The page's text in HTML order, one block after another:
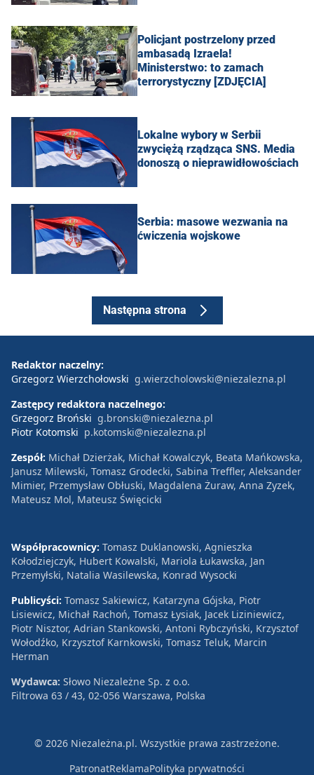
Policjant postrzelony przed
ambasadą Izraela!
Ministerstwo: to zamach
terrorystyczny [ZDJĘCIA]
Lokalne wybory w Serbii
zwyciężą rządząca SNS. Media
donoszą o nieprawidłowościach
Serbia: masowe wezwania na
ćwiczenia wojskowe
Następna strona
Redaktor naczelny:
Grzegorz Wierzchołowski g.wierzcholowski@niezalezna.pl
Zastępcy redaktora naczelnego:
Grzegorz Broński g.bronski@niezalezna.pl
Piotr Kotomski p.kotomski@niezalezna.pl
Zespół: Michał Dzierżak, Michał Kowalczyk, Beata Mańkowska,
Janusz Milewski, Tomasz Grodecki, Sabina Treffler, Aleksander
Mimier, Przemysław Obłuski, Magdalena Żuraw, Anna Zyzek,
Mateusz Mol, Mateusz Święcicki
Współpracownicy: Tomasz Duklanowski, Agnieszka
Kołodziejczyk, Hubert Kowalski, Mariola Łukawska, Jan
Przemyłski, Natalia Wasilewska, Konrad Wysocki
Publicyści: Tomasz Sakiewicz, Katarzyna Gójska, Piotr
Lisiewicz, Michał Rachoń, Tomasz Łysiak, Jacek Liziniewicz,
Piotr Nisztor, Adrian Stankowski, Antoni Rybczyński, Krzysztof
Wołodźko, Krzysztof Karnkowski, Tomasz Teluk, Marcin
Herman
Wydawca: Słowo Niezależne Sp. z o.o.
Filtrowa 63 / 43, 02-056 Warszawa, Polska
© 2026 Niezależna.pl. Wszystkie prawa zastrzeżone.
PatronatReklamaPolityka prywatności